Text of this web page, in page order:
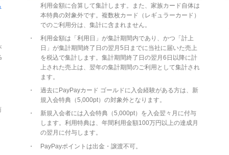
利用金額に合算して集計します。また、家族カード自体は
本特典の対象外です。複数枚カード（レギュラーカード）
でのご利用分は、集計に含まれません。
利用金額は「利用日」が集計期間内であり、かつ「計上
日」が集計期間終了日の翌月5日までに当社に届いた売上
を税込で集計します。集計期間終了日の翌月6日以降に計
上された売上は、翌年の集計期間のご利用として集計され
ます。
過去にPayPayカード ゴールドに入会経験がある方は、新
規入会特典（5,000pt）の対象外となります。
新規入会者には入会特典（5,000pt）を入会翌々月に付与
します。利用特典は、年間利用金額100万円以上の達成月
の翌月に付与します。
PayPayポイントは出金・譲渡不可。